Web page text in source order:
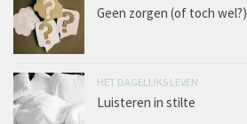
Geen zorgen (of toch wel?)
HET DAGELIJKS LEVEN
Luisteren in stilte